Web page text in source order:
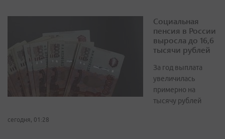
Социальная
пенсия в России
выросла до 16,6
тысячи рублей
За год выплата
увеличилась
примерно на
тысячу рублей
сегодня, 01:28